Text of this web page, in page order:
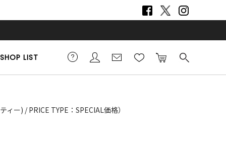
SHOP LIST
ー) / PRICE TYPE：SPECIAL価格）